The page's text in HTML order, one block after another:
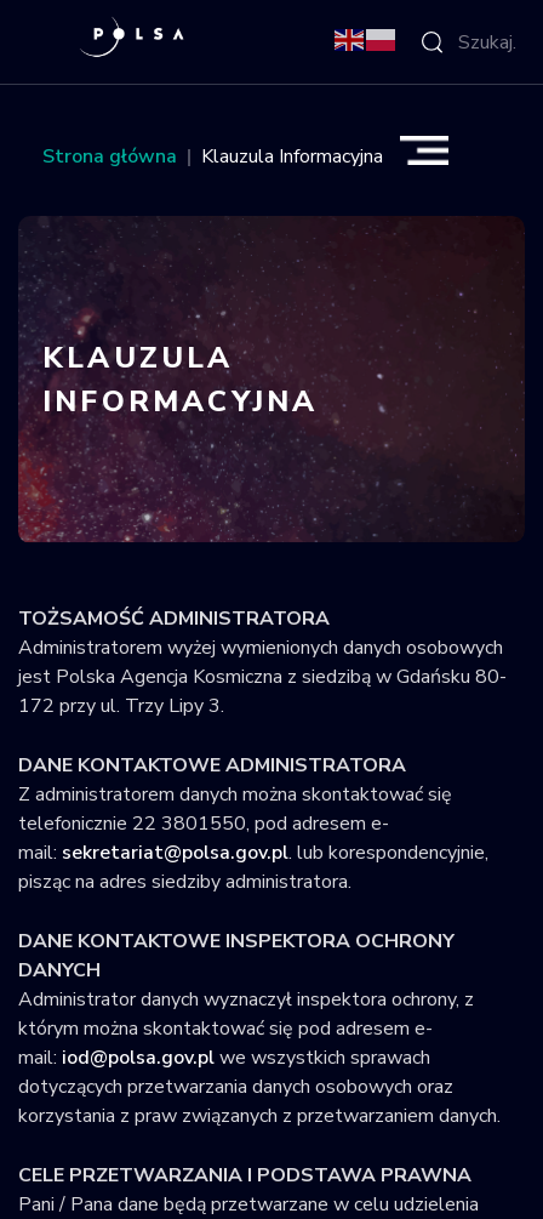
O Agencji
Aktywności
Misja IGNIS
NSIS
Sektor
Polska w
kosmosie
Obiektów
Kosmicznych
Strona główna Klauzula Informacyjna
KLAUZULA
INFORMACYJNA
TOŻSAMOŚĆ ADMINISTRATORA
Administratorem wyżej wymienionych danych osobowych
jest Polska Agencja Kosmiczna z siedzibą w Gdańsku 80-
172 przy ul. Trzy Lipy 3.
DANE KONTAKTOWE ADMINISTRATORA
Z administratorem danych można skontaktować się
telefonicznie 22 3801550, pod adresem e-
mail: sekretariat@polsa.gov.pl. lub korespondencyjnie,
pisząc na adres siedziby administratora.
DANE KONTAKTOWE INSPEKTORA OCHRONY
DANYCH
Administrator danych wyznaczył inspektora ochrony, z
którym można skontaktować się pod adresem e-
mail: iod@polsa.gov.plwe wszystkich sprawach
dotyczących przetwarzania danych osobowych oraz
korzystania z praw związanych z przetwarzaniem danych.
CELE PRZETWARZANIA I PODSTAWA PRAWNA
Pani / Pana dane będą przetwarzane w celu udzielenia